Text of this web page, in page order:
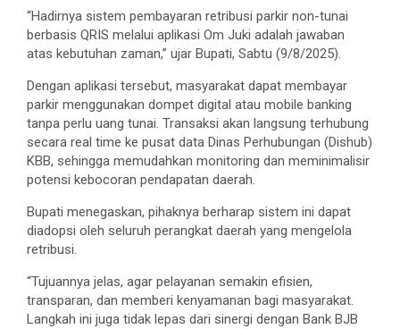
“Hadirnya sistem pembayaran retribusi parkir non-tunai
berbasis QRIS melalui aplikasi Om Juki adalah jawaban
atas kebutuhan zaman,” ujar Bupati, Sabtu (9/8/2025).
Dengan aplikasi tersebut, masyarakat dapat membayar
parkir menggunakan dompet digital atau mobile banking
tanpa perlu uang tunai. Transaksi akan langsung terhubung
secara real time ke pusat data Dinas Perhubungan (Dishub)
KBB, sehingga memudahkan monitoring dan meminimalisir
potensi kebocoran pendapatan daerah.
Bupati menegaskan, pihaknya berharap sistem ini dapat
diadopsi oleh seluruh perangkat daerah yang mengelola
retribusi.
“Tujuannya jelas, agar pelayanan semakin efisien,
transparan, dan memberi kenyamanan bagi masyarakat.
Langkah ini juga tidak lepas dari sinergi dengan Bank BJB